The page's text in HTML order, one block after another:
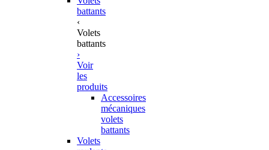
battants
‹
Volets
battants
›
Voir
les
produits
Accessoires
mécaniques
volets
battants
Volets